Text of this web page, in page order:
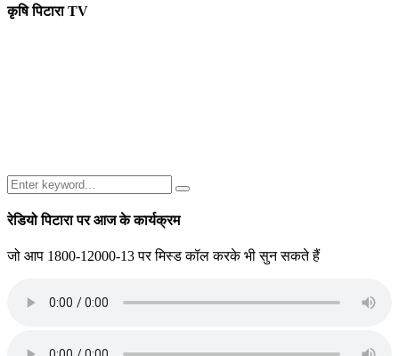
कृषि पिटारा TV
Search
for:
Search
रेडियो पिटारा पर आज के कार्यक्रम
जो आप 1800-12000-13 पर मिस्ड कॉल करके भी सुन सकते हैं